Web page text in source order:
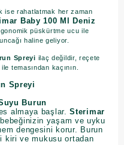
ise rahatlatmak her zaman
Baby 100 Ml Deniz
püskürtme ucu ile
haline geliyor.
Spreyi ilaç değildir, reçete
temasından kaçının.
Spreyi
Burun
almaya başlar.Sterimar
bebeğinizin yaşam ve uyku
dengesini korur. Burun
kiri ve mukusu ortadan